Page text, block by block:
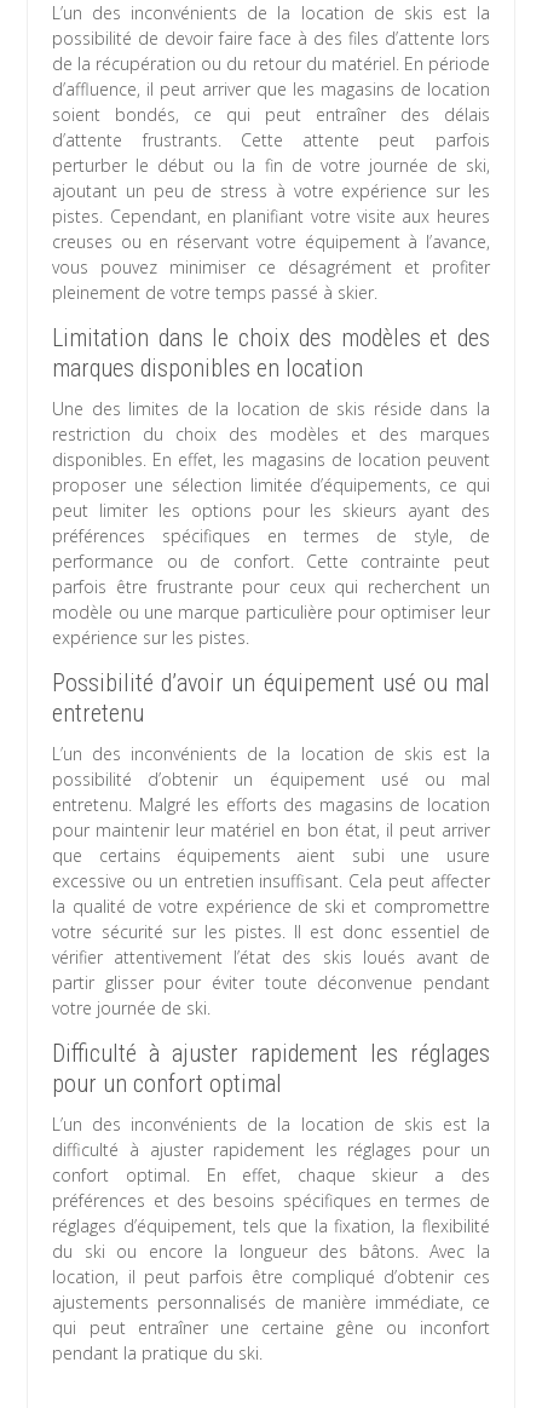
L’un des inconvénients de la location de skis est la
possibilité de devoir faire face à des files d’attente lors
de la récupération ou du retour du matériel. En période
d’affluence, il peut arriver que les magasins de location
soient bondés, ce qui peut entraîner des délais
d’attente frustrants. Cette attente peut parfois
perturber le début ou la fin de votre journée de ski,
ajoutant un peu de stress à votre expérience sur les
pistes. Cependant, en planifiant votre visite aux heures
creuses ou en réservant votre équipement à l’avance,
vous pouvez minimiser ce désagrément et profiter
pleinement de votre temps passé à skier.
Limitation dans le choix des modèles et des
marques disponibles en location
Une des limites de la location de skis réside dans la
restriction du choix des modèles et des marques
disponibles. En effet, les magasins de location peuvent
proposer une sélection limitée d’équipements, ce qui
peut limiter les options pour les skieurs ayant des
préférences spécifiques en termes de style, de
performance ou de confort. Cette contrainte peut
parfois être frustrante pour ceux qui recherchent un
modèle ou une marque particulière pour optimiser leur
expérience sur les pistes.
Possibilité d’avoir un équipement usé ou mal
entretenu
L’un des inconvénients de la location de skis est la
possibilité d’obtenir un équipement usé ou mal
entretenu. Malgré les efforts des magasins de location
pour maintenir leur matériel en bon état, il peut arriver
que certains équipements aient subi une usure
excessive ou un entretien insuffisant. Cela peut affecter
la qualité de votre expérience de ski et compromettre
votre sécurité sur les pistes. Il est donc essentiel de
vérifier attentivement l’état des skis loués avant de
partir glisser pour éviter toute déconvenue pendant
votre journée de ski.
Difficulté à ajuster rapidement les réglages
pour un confort optimal
L’un des inconvénients de la location de skis est la
difficulté à ajuster rapidement les réglages pour un
confort optimal. En effet, chaque skieur a des
préférences et des besoins spécifiques en termes de
réglages d’équipement, tels que la fixation, la flexibilité
du ski ou encore la longueur des bâtons. Avec la
location, il peut parfois être compliqué d’obtenir ces
ajustements personnalisés de manière immédiate, ce
qui peut entraîner une certaine gêne ou inconfort
pendant la pratique du ski.